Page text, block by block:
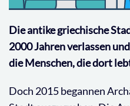
Die antike griechische
2000 Jahren verlassen
die Menschen, die dort
Doch 2015 begannen